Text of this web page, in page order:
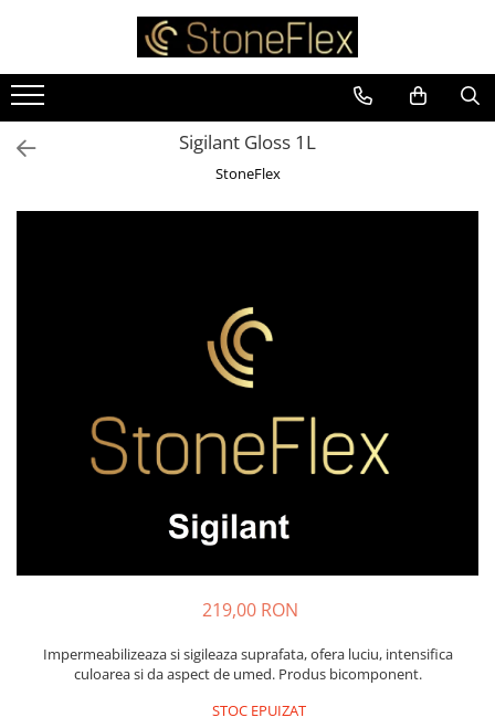
Sigilant Gloss 1L
StoneFlex
219,00 RON
Impermeabilizeaza si sigileaza suprafata, ofera luciu, intensifica
culoarea si da aspect de umed. Produs bicomponent.
STOC EPUIZAT